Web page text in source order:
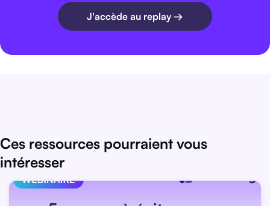
J'accède au replay →
Ces ressources pourraient vous
intéresser